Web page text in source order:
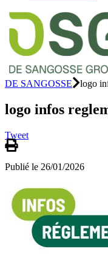
DE SANGOSSE logo
logo infos
Tweet
Publié le 26/01/2026